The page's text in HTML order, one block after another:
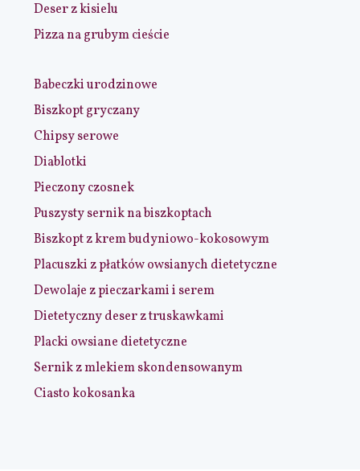
Deser z kisielu
Pizza na grubym cieście
Babeczki urodzinowe
Biszkopt gryczany
Chipsy serowe
Diablotki
Pieczony czosnek
Puszysty sernik na biszkoptach
Biszkopt z krem budyniowo-kokosowym
Placuszki z płatków owsianych dietetyczne
Dewolaje z pieczarkami i serem
Dietetyczny deser z truskawkami
Placki owsiane dietetyczne
Sernik z mlekiem skondensowanym
Ciasto kokosanka